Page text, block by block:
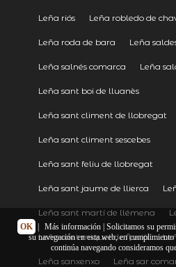
Leña riós Leña robledo de
Leña roda de bara Leña
Leña salnés comarca Leña
Leña sant boi de lluanès
Leña sant climent de llobregat
Leña sant climent sescebes
Leña sant feliu de llobregat
Leña sant jaume de llierca
Leña sant martí de llémena
Leña sant miquel de fluvià
Leña sanxenxo Leña sar
OK Más información| Solicitamos su
su navegación en esta web, en
continúa navegando consideramos